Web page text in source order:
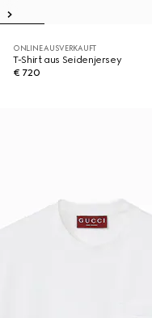
ONLINE AUSVERKAUFT
T-Shirt aus Seidenjersey
€ 720